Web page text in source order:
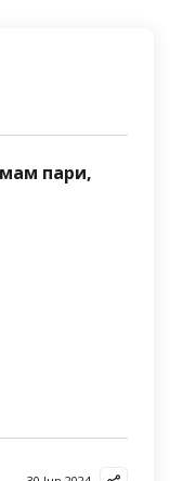
пари,